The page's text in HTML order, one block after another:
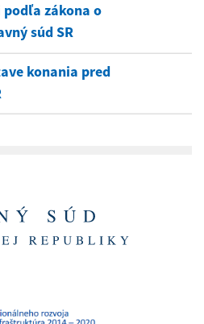
zákona o
súd SR
konania pred